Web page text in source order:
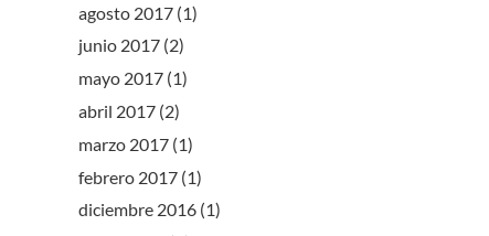
agosto 2017 (1)
junio 2017 (2)
mayo 2017 (1)
abril 2017 (2)
marzo 2017 (1)
febrero 2017 (1)
diciembre 2016 (1)